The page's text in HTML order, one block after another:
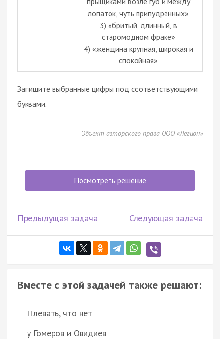
лопаток, чуть припудренных»
3) «бритый, длинный, в
старомодном фраке»
4) «женщина крупная, широкая и
спокойная»
Запишите выбранные цифры под соответствующими
буквами.
Объект авторского права ООО «Легион»
Посмотреть решение
Предыдущая задача Следующая задача
Вместе с этой задачей также решают:
Плевать, что нет
у Гомеров и Овидиев